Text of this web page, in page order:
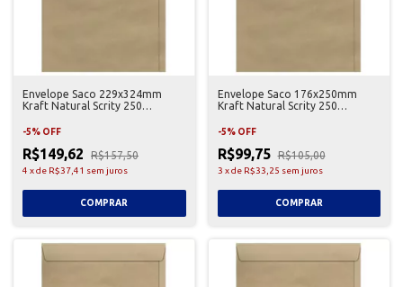
Envelope Saco 229x324mm
Kraft Natural Scrity 250
-5% OFF
R$149,62 R$157,50
4 xde R$37,41 sem juros
Envelope Saco 176x250mm
Kraft Natural Scrity 250
-5% OFF
R$99,75 R$105,00
3 xde R$33,25 sem juros